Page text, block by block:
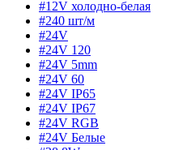
#12V холодно-белая
#240 шт/м
#24V
#24V 120
#24V 5mm
#24V 60
#24V IP65
#24V IP67
#24V RGB
#24V Белые